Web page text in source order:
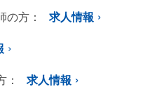
方：
求人情報
求人情報